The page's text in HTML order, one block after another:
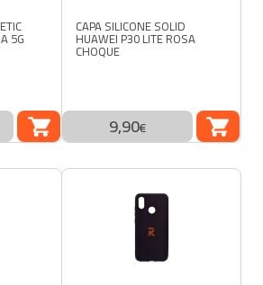
5G
COMPRAR
CAPA SILICONE SOLID
HUAWEI P30 LITE ROSA
CHOQUE
9,90€